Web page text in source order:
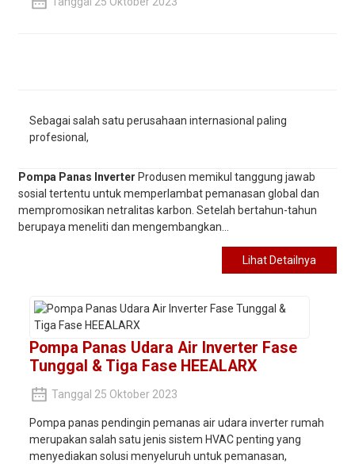
Sebagai salah satu perusahaan internasional paling
profesional,
Pompa Panas Inverter Produsen memikul tanggung jawab
sosial tertentu untuk memperlambat pemanasan global dan
mempromosikan netralitas karbon. Setelah bertahun-tahun
berupaya meneliti dan mengembangkan...
Lihat Detailnya
Pompa Panas Udara Air Inverter Fase
Tunggal & Tiga Fase HEEALARX
Tanggal 25 Oktober 2023
Pompa panas pendingin pemanas air udara inverter rumah
merupakan salah satu jenis sistem HVAC penting yang
menyediakan solusi menyeluruh untuk pemanasan,